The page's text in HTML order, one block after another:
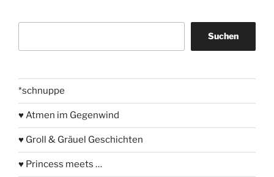
Suchen
*schnuppe
♥ Atmen im Gegenwind
♥ Groll & Gräuel Geschichten
♥ Princess meets …